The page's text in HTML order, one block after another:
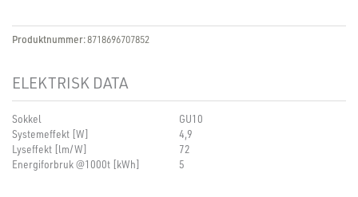
Produktnummer:8718696707852
ELEKTRISK DATA
Sokkel
GU10
Systemeffekt [W]
4,9
Lyseffekt [lm/W]
72
Energiforbruk @1000t [kWh]
5